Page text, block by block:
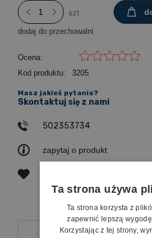
szt.
dodaj do przechowalni
Ocena:
Kod produktu:
3205
zapytaj o produkt
Masz jakieś pytania?
Skontaktuj się z nami
502353734
Opis
Ta strona używa
Ta strona korzysta z
zapewnić lepszą
Korzystając z tej strony,